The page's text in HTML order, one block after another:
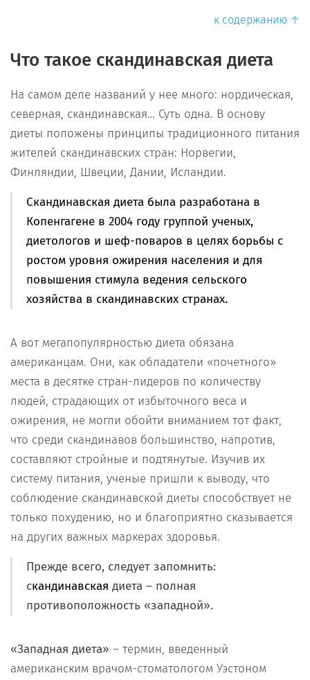
к содержанию ↑
Что такое скандинавская диета
На самом деле названий у нее много: нордическая,
северная, скандинавская… Суть одна. В основу
диеты положены принципы традиционного питания
жителей скандинавских стран: Норвегии,
Финляндии, Швеции, Дании, Исландии.
Скандинавская диета была разработана в
Копенгагене в 2004 году группой ученых,
диетологов и шеф-поваров в целях борьбы с
ростом уровня ожирения населения и для
повышения стимула ведения сельского
хозяйства в скандинавских странах.
А вот мегапопулярностью диета обязана
американцам. Они, как обладатели «почетного»
места в десятке стран-лидеров по количеству
людей, страдающих от избыточного веса и
ожирения, не могли обойти вниманием тот факт,
что среди скандинавов большинство, напротив,
составляют стройные и подтянутые. Изучив их
систему питания, ученые пришли к выводу, что
соблюдение скандинавской диеты способствует не
только похудению, но и благоприятно сказывается
на других важных маркерах здоровья.
Прежде всего, следует запомнить:
скандинавская диета – полная
противоположность «западной».
«Западная диета» – термин, введенный
американским врачом-стоматологом Уэстоном